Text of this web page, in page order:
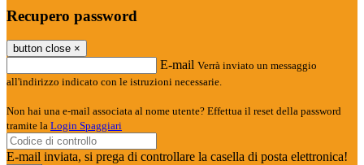
Recupero password
button close ×
E-mail Verrà inviato un messaggio
all'indirizzo indicato con le istruzioni necessarie.
Non hai una e-mail associata al nome utente? Effettua il reset della password
tramite la Login Spaggiari
E-mail inviata, si prega di controllare la casella di posta elettronica!